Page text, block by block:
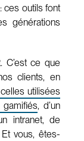
ces outils font
générations
C’est ce que
clients, en
utilisées
gamifiés, d’un
intranet, de
vous, êtes-